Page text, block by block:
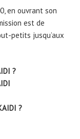
en ouvrant son
est de
petits jusqu’aux
?
?